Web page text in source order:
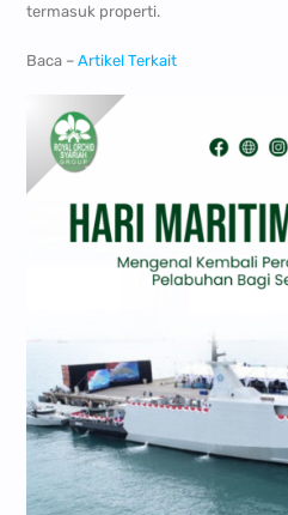
termasuk properti.
Baca – Artikel Terkait